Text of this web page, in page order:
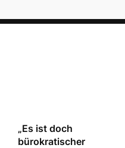
„Es ist doch
bürokratischer